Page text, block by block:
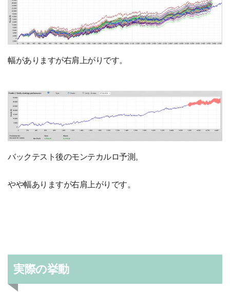
幅がありますが右肩上がりです。
バックテスト後のモンテカルロ予測。
やや幅ありますが右肩上がりです。
実際の挙動